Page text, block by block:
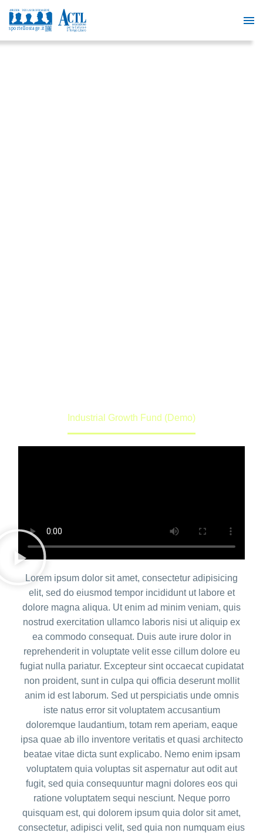
Industrial Growth Fund (Demo)
Lorem ipsum dolor sit amet, consectetur adipisicing
elit, sed do eiusmod tempor incididunt ut labore et
dolore magna aliqua. Ut enim ad minim veniam, quis
nostrud exercitation ullamco laboris nisi ut aliquip ex
ea commodo consequat. Duis aute irure dolor in
reprehenderit in voluptate velit esse cillum dolore eu
fugiat nulla pariatur. Excepteur sint occaecat cupidatat
non proident, sunt in culpa qui officia deserunt mollit
anim id est laborum. Sed ut perspiciatis unde omnis
iste natus error sit voluptatem accusantium
doloremque laudantium, totam rem aperiam, eaque
ipsa quae ab illo inventore veritatis et quasi architecto
beatae vitae dicta sunt explicabo. Nemo enim ipsam
voluptatem quia voluptas sit aspernatur aut odit aut
fugit, sed quia consequuntur magni dolores eos qui
ratione voluptatem sequi nesciunt. Neque porro
quisquam est, qui dolorem ipsum quia dolor sit amet,
consectetur, adipisci velit, sed quia non numquam eius